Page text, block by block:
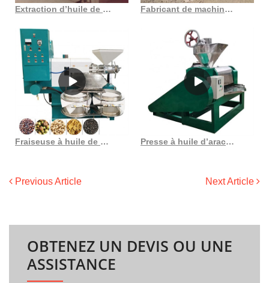
Extraction d’huile de graines de poivre Extraction d’huile de graines de poivre en France Fabricant de machine à huile de noix de coco pressée à froid, fournisseur et exportateur
Fraiseuse à huile de presse hydraulique bon marché au Costa Rica Presse à huile d’arachide de type ss, nouvelle machine hj p05h pour famille au Gabon
Previous Article Next Article
OBTENEZ UN DEVIS OU UNE
ASSISTANCE